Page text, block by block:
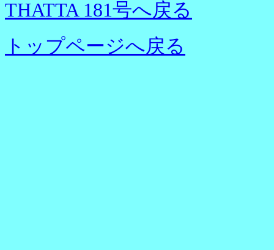
THATTA 181号へ戻る
トップページへ戻る